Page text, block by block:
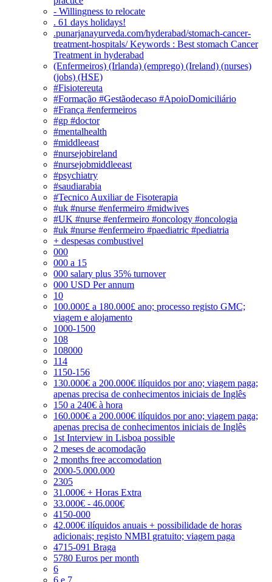
- Willingness to relocate
. 61 days holidays!
.punarjanayurveda.com/hyderabad/stomach-cancer-
treatment-hospitals/ Keywords : Best stomach Cancer
Treatment in hyderabad
(Enfermeiros) (Irlanda) (emprego) (Ireland) (nurses)
(jobs) (HSE)
#Fisiotereuta
#Formação #Gestãodecaso #ApoioDomiciliário
#França #enfermeiros
#gp #doctor
#mentalhealth
#middleeast
#nursejobireland
#nursejobmiddleeast
#psychiatry
#saudiarabia
#Tecnico Auxiliar de Fisoterapia
#uk #nurse #enfermeiro #midwives
#UK #nurse #enfermeiro #oncology #oncologia
#uk #nurse #enfermeiro #paediatric #pediatria
+ despesas combustivel
000
000 a 15
000 salary plus 35% turnover
000 USD Per annum
10
100.000£ a 180.000£ ano; processo registo GMC;
viagem e alojamento
1000-1500
108
108000
114
1150-156
130.000€ a 200.000€ ilíquidos por ano; viagem paga;
apenas precisa de conhecimentos iniciais de Inglês
150 a 240€ à hora
160.000€ a 200.000€ ilíquidos por ano; viagem paga;
apenas precisa de conhecimentos iniciais de Inglês
1st Interview in Lisboa possible
2 meses de acomodação
2 months free accomodation
2000-5.000.000
2305
31.000€ + Horas Extra
33.000€ - 46.000€
4150-000
42.000€ ilíquidos anuais + possibilidade de horas
adicionais; registo NMBI gratuito; viagem paga
4715-091 Braga
5780 Euros per month
6
6 e 7